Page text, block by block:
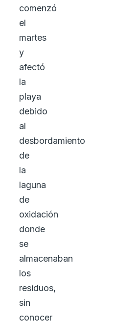
comenzó
el
martes
y
afectó
la
playa
debido
al
desbordamiento
de
la
laguna
de
oxidación
donde
se
almacenaban
los
residuos,
sin
conocer